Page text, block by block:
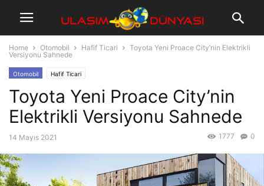
Home Otomobil Hafif Ticari
Toyota Yeni Proace City’nin Elektrikli
Versiyonu Sahnede
Otomobil Hafif Ticari
Toyota Yeni Proace City’nin
Elektrikli Versiyonu Sahnede
14 Mayıs 2021 0
1777